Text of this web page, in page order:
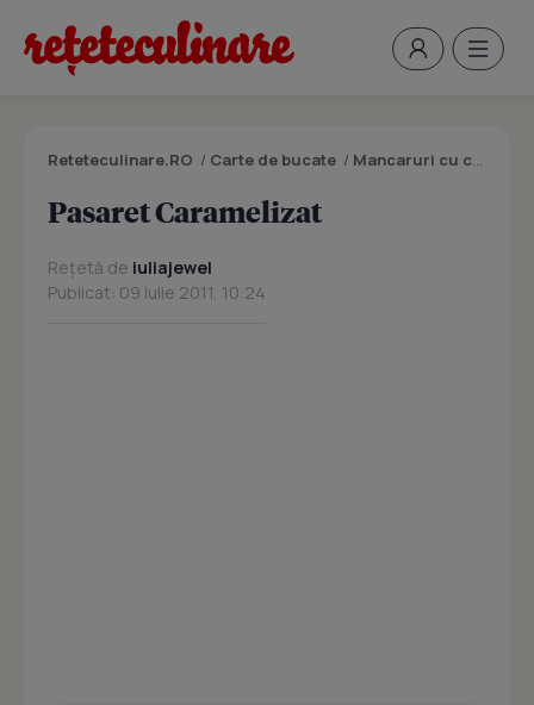
Reteteculinare.RO / Carte de bucate / Mancaruri cu carne
Pasaret Caramelizat
Rețetă de iuliajewel
Publicat: 09 Iulie 2011, 10:24